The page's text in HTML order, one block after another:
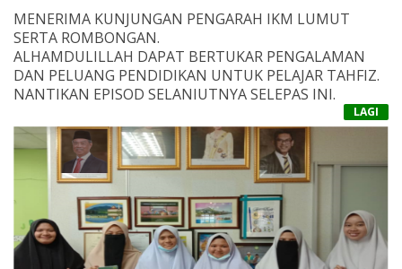
MENERIMA KUNJUNGAN PENGARAH IKM LUMUT
SERTA ROMBONGAN.
ALHAMDULILLAH DAPAT BERTUKAR PENGALAMAN
DAN PELUANG PENDIDIKAN UNTUK PELAJAR TAHFIZ.
NANTIKAN EPISOD SELANJUTNYA SELEPAS INI.
LEBIH BAIK.
TERIMA KASIH TUAN ROSIDI SERTA ROMBONGAN
ATAS KESUDIAN INI.
LAGI